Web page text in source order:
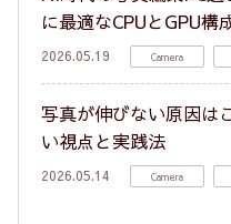
に最適なCPUとGPU構
2026.05.19 Camera
写真が伸びない原因は
い視点と実践法
2026.05.14 Camera